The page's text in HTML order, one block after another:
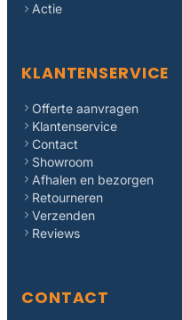
Actie
KLANTENSERVICE
Offerte aanvragen
Klantenservice
Contact
Showroom
Afhalen en bezorgen
Retourneren
Verzenden
Reviews
CONTACT